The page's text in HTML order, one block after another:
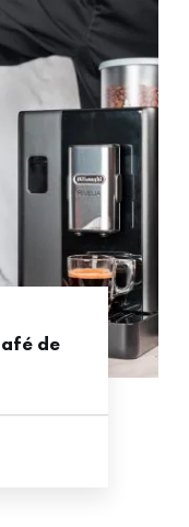
de